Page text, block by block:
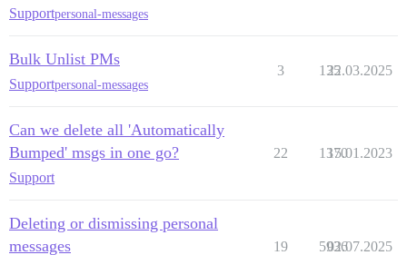
Supportpersonal-messages
Bulk Unlist PMs
Supportpersonal-messages
3 135
22.03.2025
Can we delete all 'Automatically
Bumped' msgs in one go?
Support
22 1370
15.01.2023
Deleting or dismissing personal
messages
19 5936
02.07.2025